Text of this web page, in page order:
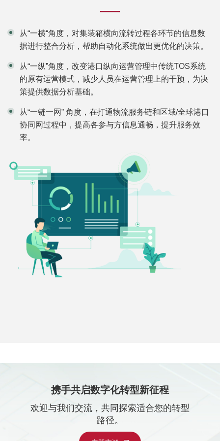
从“一横“角度，对集装箱横向流转过程各环节的信息数
据进行整合分析，帮助自动化系统做出更优化的决策。
从“一纵”角度，改变港口纵向运营管理中传统TOS系统
的原有运营模式，减少人员在运营管理上的干预，为决
策提供数据分析基础。
从“一链一网” 角度，在打通物流服务链和区域/全球港口
协同网过程中，提高各参与方信息通畅，提升服务效
率。
携手共启数字化转型新征程
欢迎与我们交流，共同探索适合您的转型
路径。